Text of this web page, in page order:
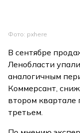
Фото: pxhere
В сентябре
Ленобласти
аналогичным
Коммерсант,
втором квартале
третьем.